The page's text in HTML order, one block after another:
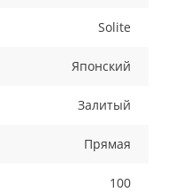
Solite
Японский
Залитый
Прямая
100